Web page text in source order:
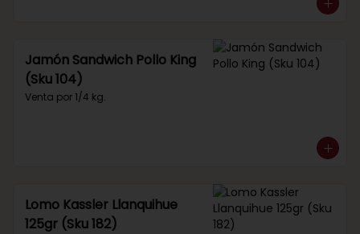
Jamón Sandwich Pollo King
(Sku 104)
Venta por 1/4 kg.
Lomo Kassler Llanquihue
125gr (Sku 182)